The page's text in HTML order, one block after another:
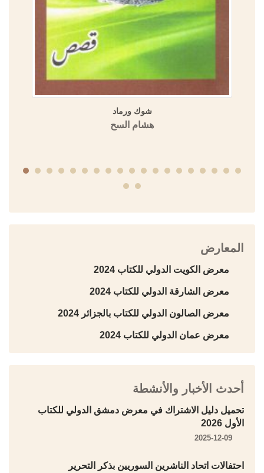
شوك ورماد
هشام السح
المعارض
معرض الكويت الدولي للكتاب 2024
معرض الشارقة الدولي للكتاب 2024
معرض الصالون الدولي للكتاب بالجزائر 2024
معرض عمان الدولي للكتاب 2024
أحدث الأخبار والأنشطة
تحميل دليل الاشتراك في معرض دمشق الدولي للكتاب
الأول 2026
2025-12-09
احتفالات اتحاد الناشرين السوريين بذكر التحرير